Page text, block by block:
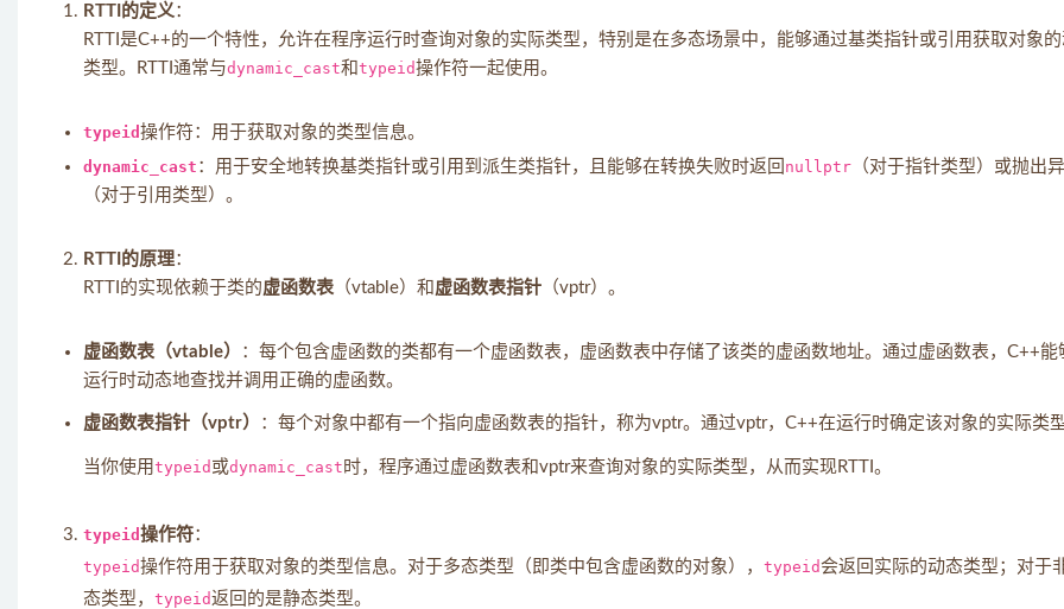
RTTI的定义：
RTTI是C++的一个特性，允许在程序运行时查询对象的实际类型，特别是在多态场景中，能够通过基类指针或引用获取对象
类型。RTTI通常与dynamic_cast和typeid操作符一起使用。
typeid 操作符：用于获取对象的类型信息。
dynamic_cast ：用于安全地转换基类指针或引用到派生类指针，且能够在转换失败时返回 nullptr （对于指针类型）或抛出
（对于引用类型）。
RTTI的原理：
RTTI的实现依赖于类的虚函数表 （vtable）和 虚函数表指针 （vptr）。
虚函数表（vtable）
：每个包含虚函数的类都有一个虚函数表，虚函数表中存储了该类的虚函数地址。通过虚函数表，C++能
运行时动态地查找并调用正确的虚函数。
虚函数表指针（vptr） ：每个对象中都有一个指向虚函数表的指针，称为vptr。通过vptr，C++在运行时确定该对象的实际类
当你使用typeid 或dynamic_cast 时，程序通过虚函数表和vptr来查询对象的实际类型，从而实现RTTI。
typeid 操作符：
typeid操作符用于获取对象的类型信息。对于多态类型（即类中包含虚函数的对象）， typeid会返回实际的动态类型；对于
态类型， typeid返回的是静态类型。